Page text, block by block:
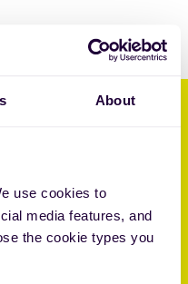
About
use cookies to
media features, and
the cookie types you
ymmärrystä
selvityksessä oppimisalustoista
Provider